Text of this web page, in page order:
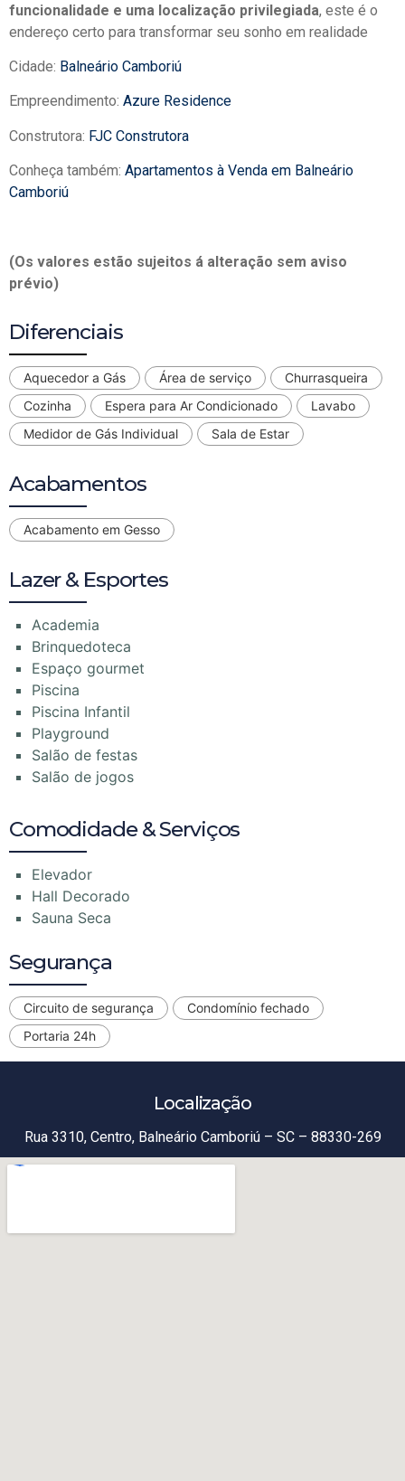
funcionalidade e uma localização privilegiada, este é o
endereço certo para transformar seu sonho em realidade
Cidade: Balneário Camboriú
Empreendimento: Azure Residence
Construtora: FJC Construtora
Conheça também: Apartamentos à Venda em Balneário
Camboriú
(Os valores estão sujeitos á alteração sem aviso
prévio)
Diferenciais
Aquecedor a Gás Área de serviço
Churrasqueira
Cozinha
Espera para Ar Condicionado
Lavabo
Medidor de Gás Individual
Sala de Estar
Acabamentos
Acabamento em Gesso
Lazer & Esportes
Academia
Brinquedoteca
Espaço gourmet
Piscina
Piscina Infantil
Playground
Salão de festas
Salão de jogos
Comodidade & Serviços
Elevador
Hall Decorado
Sauna Seca
Segurança
Circuito de segurança
Condomínio fechado
Portaria 24h
Localização
Rua 3310, Centro, Balneário Camboriú – SC – 88330-269